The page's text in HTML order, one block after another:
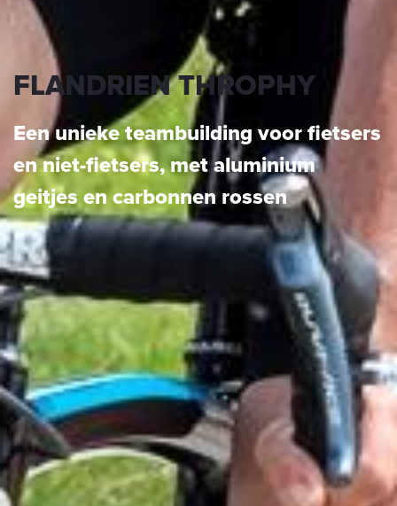
FLANDRIEN THROPHY
Een unieke teambuilding voor fietsers
en niet-fietsers, met aluminium
geitjes en carbonnen rossen